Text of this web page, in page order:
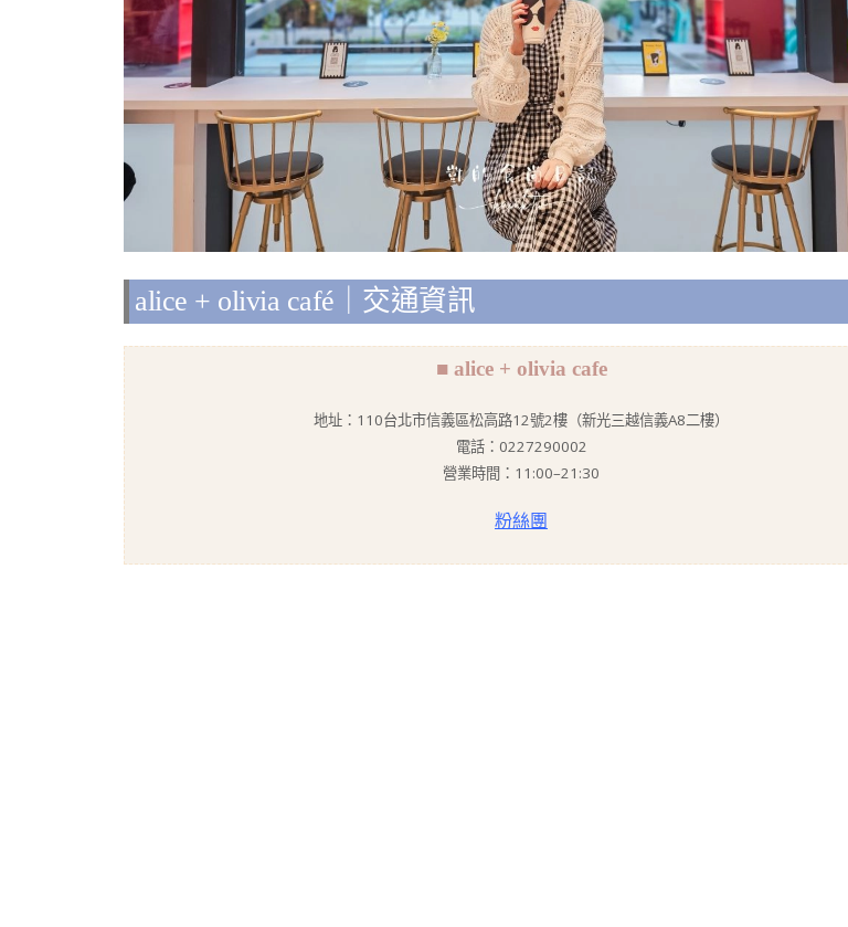
alice + olivia café｜交通資訊
■ alice + olivia cafe
地址：110台北市信義區松高路12號2樓（新光三越信義A8二樓）
電話：0227290002
營業時間：11:00–21:30
粉絲團